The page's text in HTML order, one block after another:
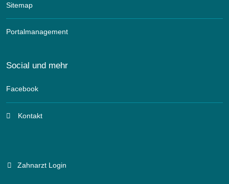
Sitemap
Portalmanagement
Social und mehr
Facebook
Kontakt
Zahnarzt Login